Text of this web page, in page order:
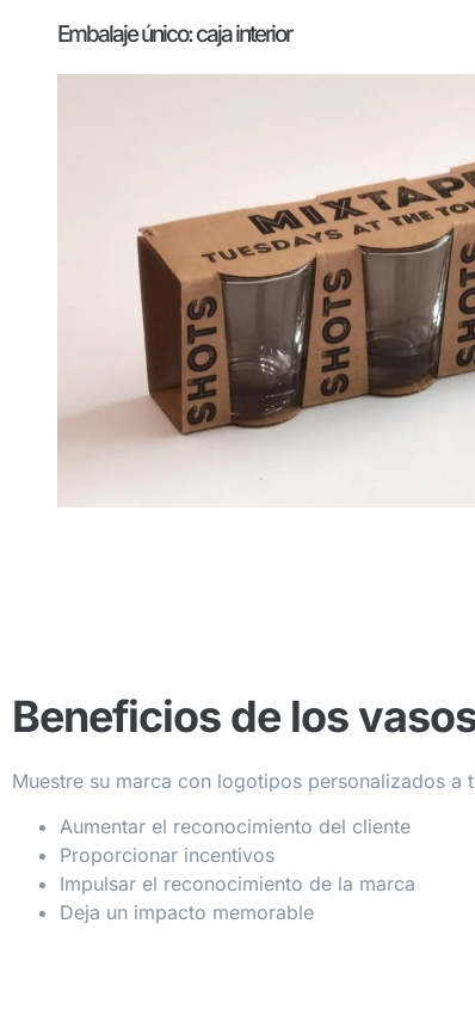
Embalaje único: caja interior
Beneficios de los
Muestre su marca con logotipos personalizados
Aumentar el reconocimiento del cliente
Proporcionar incentivos
Impulsar el reconocimiento de la marca
Deja un impacto memorable